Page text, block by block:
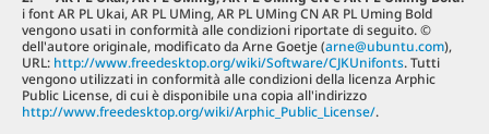
i font AR PL Ukai, AR PL UMing, AR PL UMing CN AR PL Uming Bold
vengono usati in conformità alle condizioni riportate di seguito. ©
dell'autore originale, modificato da Arne Goetje (arne@ubuntu.com),
URL: http://www.freedesktop.org/wiki/Software/CJKUnifonts. Tutti
vengono utilizzati in conformità alle condizioni della licenza Arphic
Public License, di cui è disponibile una copia all'indirizzo
http://www.freedesktop.org/wiki/Arphic_Public_License/.